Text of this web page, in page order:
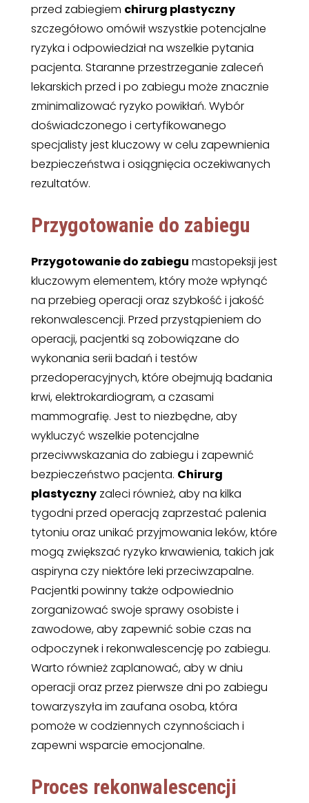
przed zabiegiem chirurg plastyczny
szczegółowo omówił wszystkie potencjalne
ryzyka i odpowiedział na wszelkie pytania
pacjenta. Staranne przestrzeganie zaleceń
lekarskich przed i po zabiegu może znacznie
zminimalizować ryzyko powikłań. Wybór
doświadczonego i certyfikowanego
specjalisty jest kluczowy w celu zapewnienia
bezpieczeństwa i osiągnięcia oczekiwanych
rezultatów.
Przygotowanie do zabiegu
Przygotowanie do zabiegu mastopeksji jest
kluczowym elementem, który może wpłynąć
na przebieg operacji oraz szybkość i jakość
rekonwalescencji. Przed przystąpieniem do
operacji, pacjentki są zobowiązane do
wykonania serii badań i testów
przedoperacyjnych, które obejmują badania
krwi, elektrokardiogram, a czasami
mammografię. Jest to niezbędne, aby
wykluczyć wszelkie potencjalne
przeciwwskazania do zabiegu i zapewnić
bezpieczeństwo pacjenta. Chirurg
plastycznyzaleci również, aby na kilka
tygodni przed operacją zaprzestać palenia
tytoniu oraz unikać przyjmowania leków, które
mogą zwiększać ryzyko krwawienia, takich jak
aspiryna czy niektóre leki przeciwzapalne.
Pacjentki powinny także odpowiednio
zorganizować swoje sprawy osobiste i
zawodowe, aby zapewnić sobie czas na
odpoczynek i rekonwalescencję po zabiegu.
Warto również zaplanować, aby w dniu
operacji oraz przez pierwsze dni po zabiegu
towarzyszyła im zaufana osoba, która
pomoże w codziennych czynnościach i
zapewni wsparcie emocjonalne.
Proces rekonwalescencji